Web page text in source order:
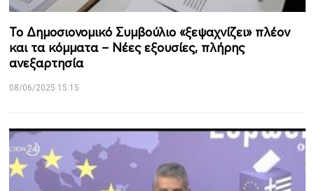
Το Δημοσιονομικό Συμβούλιο «ξεψαχνίζει» πλέον
και τα κόμματα – Νέες εξουσίες, πλήρης
ανεξαρτησία
08/06/2025 15:15